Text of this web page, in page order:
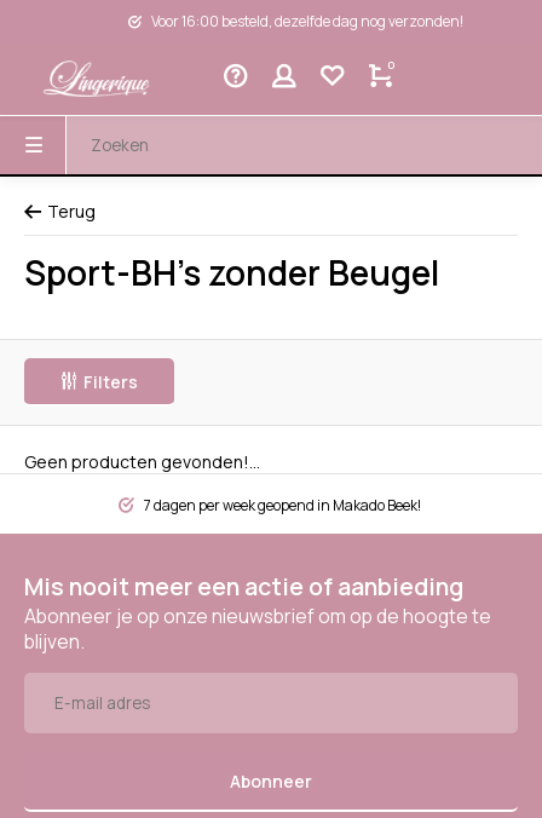
Voor 16:00 besteld, dezelfde dag nog verzonden!
0
Terug
Sport-BH's zonder Beugel
Filters
Geen producten gevonden!...
7 dagen per week geopend in Makado Beek!
Mis nooit meer een actie of aanbieding
Abonneer je op onze nieuwsbrief om op de hoogte te
blijven.
Abonneer